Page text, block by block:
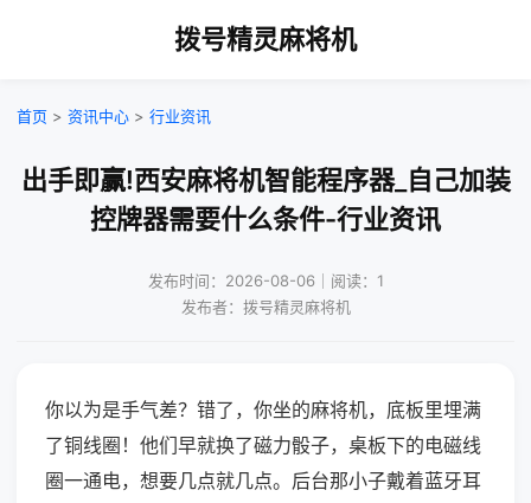
拨号精灵麻将机
首页 > 资讯中心 > 行业资讯
出手即赢!西安麻将机智能程序器_自己加装
控牌器需要什么条件-行业资讯
发布时间：2026-08-06｜阅读：1
发布者：拨号精灵麻将机
你以为是手气差？错了，你坐的麻将机，底板里埋满
了铜线圈！他们早就换了磁力骰子，桌板下的电磁线
圈一通电，想要几点就几点。后台那小子戴着蓝牙耳